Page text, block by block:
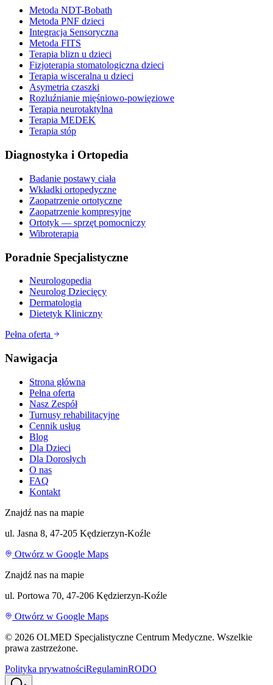
Metoda NDT-Bobath
Metoda PNF dzieci
Integracja Sensoryczna
Metoda FITS
Terapia blizn u dzieci
Fizjoterapia stomatologiczna dzieci
Terapia wisceralna u dzieci
Asymetria czaszki
Rozluźnianie mięśniowo-powięziowe
Terapia neurotaktylna
Terapia MEDEK
Terapia stóp
Diagnostyka i Ortopedia
Badanie postawy ciała
Wkładki ortopedyczne
Zaopatrzenie ortotyczne
Zaopatrzenie kompresyjne
Ortotyk — sprzęt pomocniczy
Wibroterapia
Poradnie Specjalistyczne
Neurologopedia
Neurolog Dziecięcy
Dermatologia
Dietetyk Kliniczny
Pełna oferta
Nawigacja
Strona główna
Pełna oferta
Nasz Zespół
Turnusy rehabilitacyjne
Cennik usług
Blog
Dla Dzieci
Dla Dorosłych
O nas
FAQ
Kontakt
Znajdź nas na mapie
ul. Jasna 8, 47-205 Kędzierzyn-Koźle
Otwórz w Google Maps
Znajdź nas na mapie
ul. Portowa 70, 47-206 Kędzierzyn-Koźle
Otwórz w Google Maps
© 2026 OLMED Specjalistyczne Centrum Medyczne. Wszelkie
prawa zastrzeżone.
Polityka prywatnościRegulaminRODO